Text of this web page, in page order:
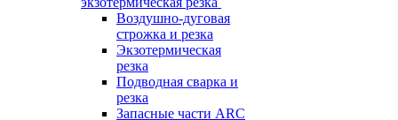
Воздушно-дуговая
строжка и резка
Экзотермическая
резка
Подводная сварка и
резка
Запасные части ARC